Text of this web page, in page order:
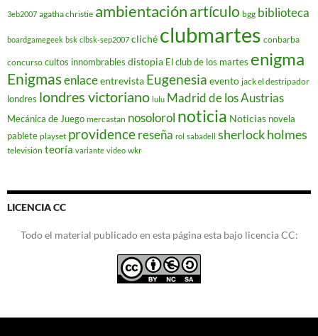
3eb2007 agatha christie ambientación artículo bgg biblioteca
boardgamegeek bsk clbsk-sep2007 cliché clubmartes conbarba
concurso cultos innombrables distopia El club de los martes enigma
Enigmasenlaceentrevista Eugenesia evento jack el destripador
londres londres victoriano lulu Madrid de los Austrias
Mecánica de Juego mercastan nosolorol noticia Noticias novela
pablete playset providencereseña rol sabadell sherlock holmes
televisión teoría variante video wkr
LICENCIA CC
Todo el material publicado en esta página esta bajo licencia CC: